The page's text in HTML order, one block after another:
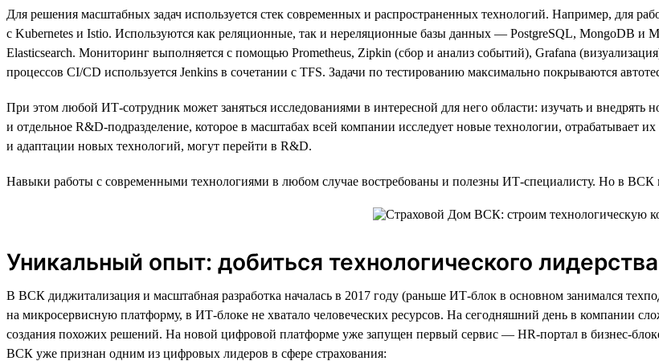
Для решения масштабных задач используется стек современных и распространенных технологий. Например, для
с Kubernetes и Istio. Используются как реляционные, так и нереляционные базы данных — PostgreSQL, MongoDB и
Elasticsearch. Мониторинг выполняется с помощью Prometheus, Zipkin (сбор и анализ событий), Grafana
процессов CI/CD используется Jenkins в сочетании с TFS. Задачи по тестированию максимально покрываются
При этом любой ИТ-сотрудник может заняться исследованиями в интересной для него области: изучать и
и отдельное R&D-подразделение, которое в масштабах всей компании исследует новые технологии, отрабатывает
и адаптации новых технологий, могут перейти в R&D.
Навыки работы с современными технологиями в любом случае востребованы и полезны ИТ-специалисту. Но в
Уникальный опыт: добиться технологического лидерства
В ВСК диджитализация и масштабная разработка началась в 2017 году (раньше ИТ-блок в основном занимался
на микросервисную платформу, в ИТ-блоке не хватало человеческих ресурсов. На сегодняшний день в компании
создания похожих решений. На новой цифровой платформе уже запущен первый сервис — HR-портал в бизнес-
ВСК уже признан одним из цифровых лидеров в сфере страхования: